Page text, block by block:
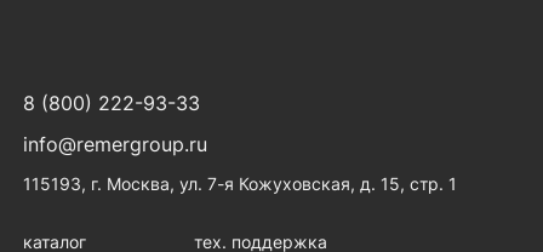
8 (800) 222-93-33
info@remergroup.ru
115193, г. Москва, ул. 7-я Кожуховская, д. 15, стр. 1
каталог
тех. поддержка